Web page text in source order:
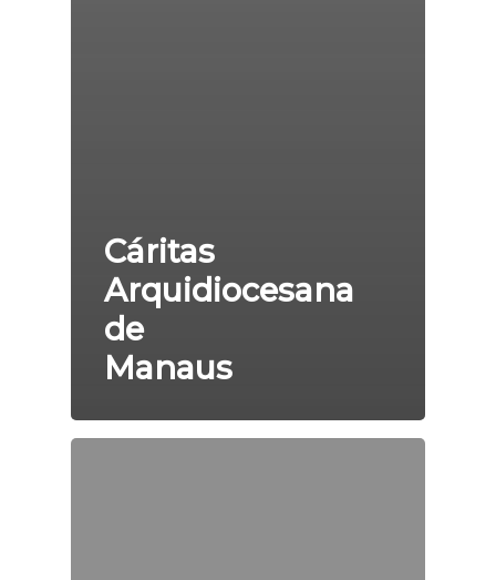
Cáritas
Arquidiocesana
de
Manaus